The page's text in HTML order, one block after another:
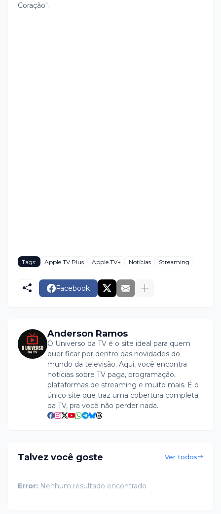
Coração".
Tags: Apple TV Plus Apple TV+ Notícias Streaming
Facebook
Anderson Ramos
O Universo da TV é o site ideal para quem
quer ficar por dentro das novidades do
mundo da televisão. Aqui, você encontra
notícias sobre TV paga, programação,
plataformas de streaming e muito mais. É o
único site que traz uma cobertura completa
da TV, pra você não perder nada.
Talvez você goste Ver todos
Error: Nenhum resultado encontrado